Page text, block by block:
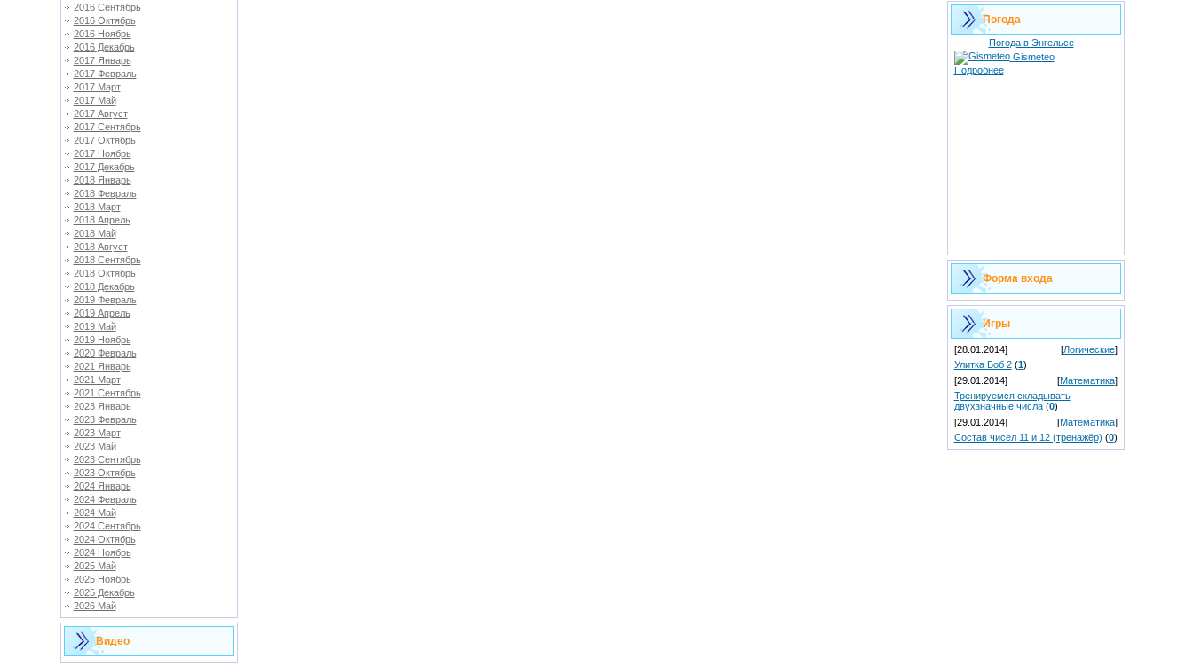
2016 Сентябрь
2016 Октябрь
2016 Ноябрь
2016 Декабрь
2017 Январь
2017 Февраль
2017 Март
2017 Май
2017 Август
2017 Сентябрь
2017 Октябрь
2017 Ноябрь
2017 Декабрь
2018 Январь
2018 Февраль
2018 Март
2018 Апрель
2018 Май
2018 Август
2018 Сентябрь
2018 Октябрь
2018 Декабрь
2019 Февраль
2019 Апрель
2019 Май
2019 Ноябрь
2020 Февраль
2021 Январь
2021 Март
2021 Сентябрь
2023 Январь
2023 Февраль
2023 Март
2023 Май
2023 Сентябрь
2023 Октябрь
2024 Январь
2024 Февраль
2024 Май
2024 Сентябрь
2024 Октябрь
2024 Ноябрь
2025 Май
2025 Ноябрь
2025 Декабрь
2026 Май
Видео
Погода
Погода в Энгельсе
Gismeteo
Подробнее
Форма входа
Игры
[28.01.2014] [Логические]
Улитка Боб 2 (1)
[29.01.2014]
[Математика]
Тренируемся складывать
двухзначные числа (0)
[29.01.2014]
[Математика]
Состав чисел 11 и 12 (тренажёр) (0)